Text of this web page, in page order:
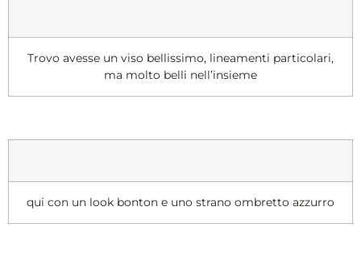
Trovo avesse un viso bellissimo, lineamenti particolari,
ma molto belli nell’insieme
qui con un look bonton e uno strano ombretto azzurro